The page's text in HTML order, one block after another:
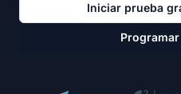
Iniciar prueba